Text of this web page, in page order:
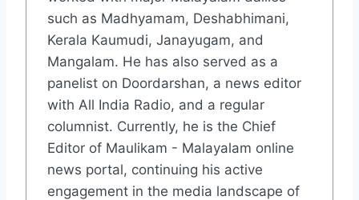
such as Madhyamam, Deshabhimani,
Kerala Kaumudi, Janayugam, and
Mangalam. He has also served as a
panelist on Doordarshan, a news editor
with All India Radio, and a regular
columnist. Currently, he is the Chief
Editor of Maulikam - Malayalam online
news portal, continuing his active
engagement in the media landscape of